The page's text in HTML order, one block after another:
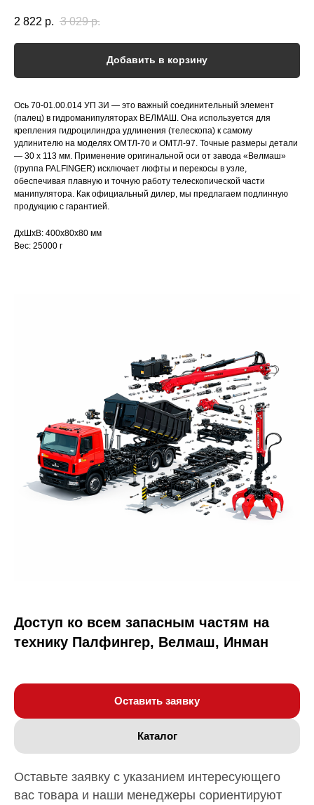
2 822 р. 3 029 р.
Добавить в корзину
Ось 70-01.00.014 УП ЗИ — это важный соединительный элемент
(палец) в гидроманипуляторах ВЕЛМАШ. Она используется для
крепления гидроцилиндра удлинения (телескопа) к самому
удлинителю на моделях ОМТЛ-70 и ОМТЛ-97. Точные размеры детали
— 30 х 113 мм. Применение оригинальной оси от завода «Велмаш»
(группа PALFINGER) исключает люфты и перекосы в узле,
обеспечивая плавную и точную работу телескопической части
манипулятора. Как официальный дилер, мы предлагаем подлинную
продукцию с гарантией.
ДxШxВ: 400x80x80 мм
Вес: 25000 г
Доступ ко всем запасным частям на
технику Палфингер, Велмаш, Инман
Оставить заявку
Каталог
Оставьте заявку с указанием интересующего
вас товара и наши менеджеры сориентируют